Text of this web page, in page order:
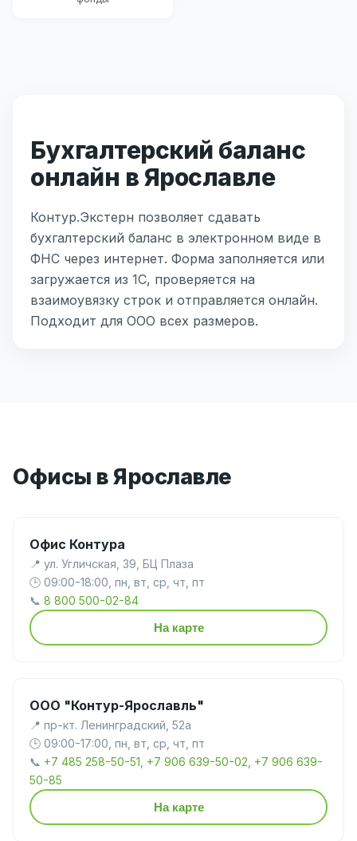
Бухгалтерский баланс
онлайн в Ярославле
Контур.Экстерн позволяет сдавать
бухгалтерский баланс в электронном виде в
ФНС через интернет. Форма заполняется или
загружается из 1С, проверяется на
взаимоувязку строк и отправляется онлайн.
Подходит для ООО всех размеров.
Офисы в Ярославле
Офис Контура
📍 ул. Угличская, 39, БЦ Плаза
🕒 09:00-18:00, пн, вт, ср, чт, пт
📞 8 800 500-02-84
На карте
ООО "Контур-Ярославль"
📍 пр-кт. Ленинградский, 52а
🕒 09:00-17:00, пн, вт, ср, чт, пт
📞 +7 485 258-50-51, +7 906 639-50-02, +7 906 639-
50-85
На карте